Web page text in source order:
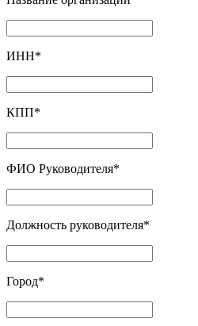
ИНН*
КПП*
ФИО Руководителя*
Должность руководителя*
Город*